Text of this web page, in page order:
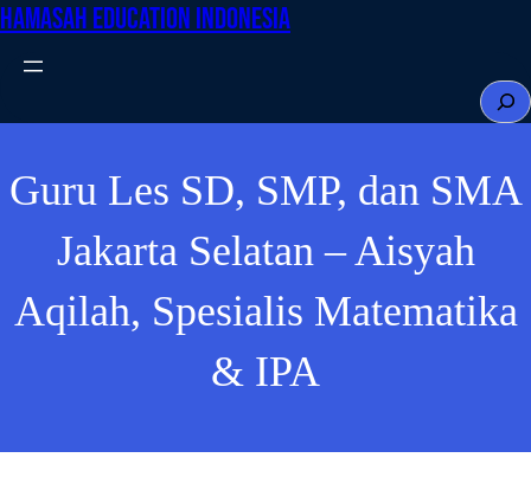
Skip
Hamasah Education Indonesia
S
e
r
Guru Les SD, SMP, dan SMA
Jakarta Selatan – Aisyah
Aqilah, Spesialis Matematika
& IPA